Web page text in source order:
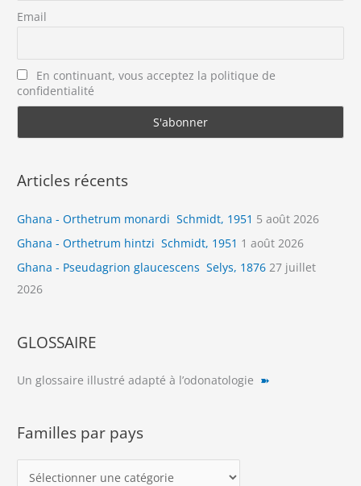
Email
En continuant, vous acceptez la politique de
confidentialité
Articles récents
Ghana - Orthetrum monardi Schmidt, 1951 5 août 2026
Ghana - Orthetrum hintzi Schmidt, 1951 1 août 2026
Ghana - Pseudagrion glaucescens Selys, 1876 27 juillet
2026
GLOSSAIRE
Un glossaire illustré adapté à l’odonatologie ➽
Familles par pays